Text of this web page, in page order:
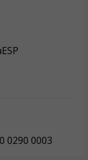
0290 0003